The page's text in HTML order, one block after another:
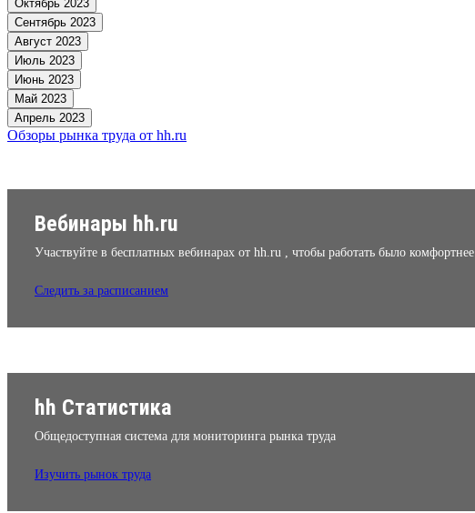
Октябрь 2023
Сентябрь 2023
Август 2023
Июль 2023
Июнь 2023
Май 2023
Апрель 2023
Обзоры рынка труда от hh.ru
Вебинары hh.ru
Участвуйте в бесплатных вебинарах от hh.ru , чтобы работать было комфортнее
Следить за расписанием
hh Статистика
Общедоступная система для мониторинга рынка труда
Изучить рынок труда